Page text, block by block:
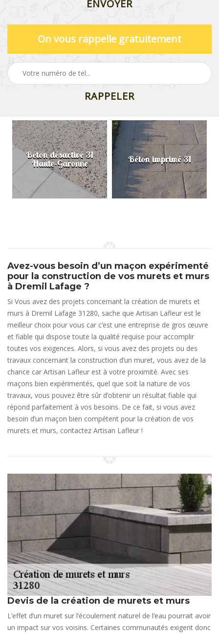
On vous rappelle gratuitement
Béton désactivé 31
Haute-Garonne Béton imprimé 31
Avez-vous besoin d’un maçon expérimenté
pour la construction de vos murets et murs
à Dremil Lafage ?
Si Vous avez des projets concernant la création de murets et
murs à Dremil Lafage 31280, sache que Artisan Lafleur est le
meilleur choix pour vous car c’est une entreprise de gros œuvre
et fiable qui dispose toute la qualité requise pour accomplir
toutes vos exigences. Alors, si vous avez des projets ou des
travaux concernant la construction d’un muret, vous avez de la
chance car Artisan Lafleur est à votre proximité. Avec ses
maçons bien expérimentés, quel que soit la nature de vos
travaux, vous pouvez être sûr d’obtenir un résultat fiable qui
répond parfaitement à vos besoins. De ce fait, si vous avez
besoin d’un maçon bien compétent pour la création de vos
murets et murs, contactez Artisan Lafleur !
Devis de la création de murets et murs
L’effet d’un muret sur l’écoulement naturel de l’eau pourrait avoir
un impact sur vos voisins. Certaines communautés exigent donc